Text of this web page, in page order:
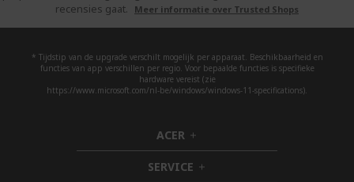
recensies gaat.
Meer informatie over Trusted Shops
* Tijdstip van de upgrade verschilt mogelijk per apparaat. Beschikbaarheid en
functies van app verschillen per regio. Voor bepaalde functies is specifieke
hardware vereist (zie
https://www.microsoft.com/nl-be/windows/windows-11-specifications).
ACER h
i
d
SERVICE h